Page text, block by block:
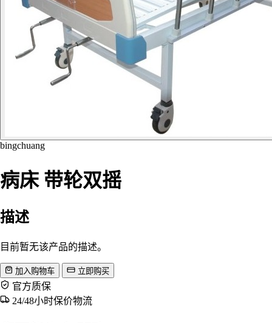
bingchuang
病床 带轮双摇
描述
目前暂无该产品的描述。
加入购物车 立即购买
官方质保
24/48小时保价物流